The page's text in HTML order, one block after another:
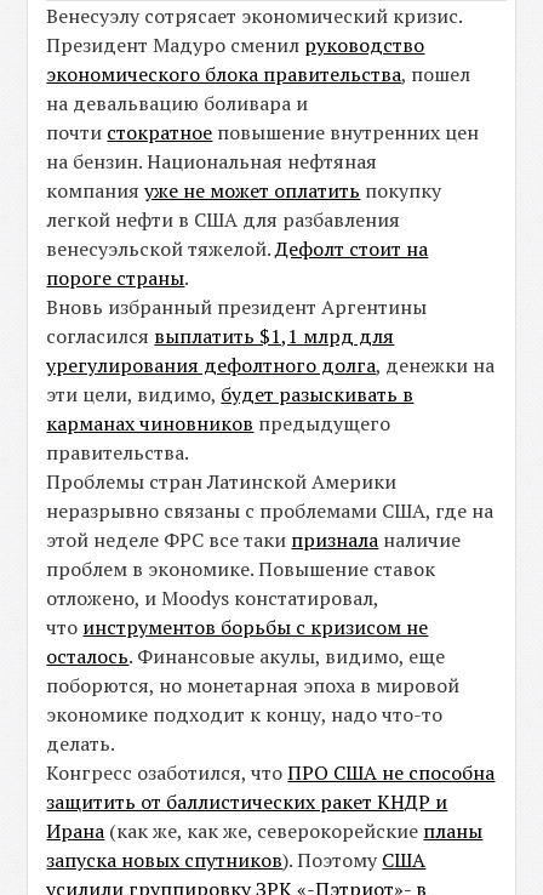
Венесуэлу сотрясает экономический кризис.
Президент Мадуро сменил руководство
экономического блока правительства, пошел
на девальвацию боливара и
почти стократное повышение внутренних цен
на бензин. Национальная нефтяная
компанияуже не может оплатить покупку
легкой нефти в США для разбавления
венесуэльской тяжелой.Дефолт стоит на
пороге страны.
Вновь избранный президент Аргентины
согласился выплатить $1,1 млрд для
урегулирования дефолтного долга, денежки на
эти цели, видимо, будет разыскивать в
карманах чиновников предыдущего
правительства.
Проблемы стран Латинской Америки
неразрывно связаны с проблемами США, где на
этой неделе ФРС все таки признала наличие
проблем в экономике. Повышение ставок
отложено, и Moodys констатировал,
что инструментов борьбы с кризисом не
осталось. Финансовые акулы, видимо, еще
поборются, но монетарная эпоха в мировой
экономике подходит к концу, надо что-то
делать.
Конгресс озаботился, чтоПРО США не способна
защитить от баллистических ракет КНДР и
Ирана (как же, как же, северокорейские планы
запуска новых спутников). Поэтому США
усилили группировку ЗРК «-Пэтриот»- в